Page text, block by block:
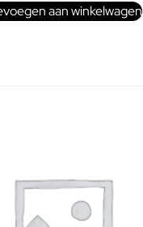
aan winkelwagen